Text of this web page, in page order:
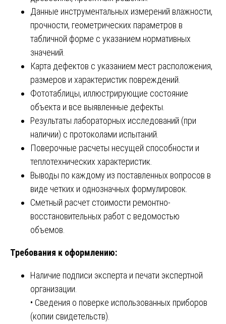
Данные инструментальных измерений влажности,
прочности, геометрических параметров в
табличной форме с указанием нормативных
значений.
Карта дефектов с указанием мест расположения,
размеров и характеристик повреждений.
Фототаблицы, иллюстрирующие состояние
объекта и все выявленные дефекты.
Результаты лабораторных исследований (при
наличии) с протоколами испытаний.
Поверочные расчеты несущей способности и
теплотехнических характеристик.
Выводы по каждому из поставленных вопросов в
виде четких и однозначных формулировок.
Сметный расчет стоимости ремонтно-
восстановительных работ с ведомостью
объемов.
Требования к оформлению:
Наличие подписи эксперта и печати экспертной
организации.
• Сведения о поверке использованных приборов
(копии свидетельств).